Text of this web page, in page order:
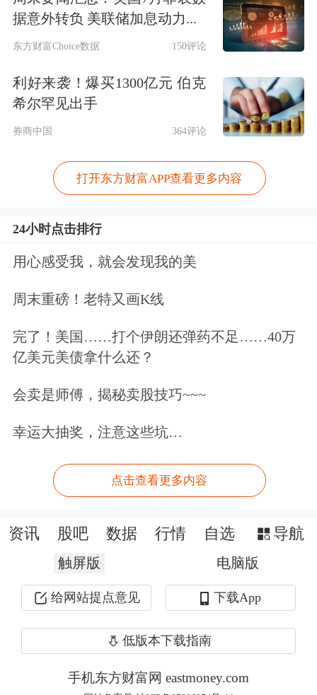
动算力网络实现“点、链、网、面”的体
驱动下，进入高速建设周期，应用前景
该人士表示，投资智算中心资产可谓正
当其时，上海奉望用实际行为响应国
作为上海奉望旗下最重要的资产—宇顺
电子（002289.SZ）亦在同步向新质生
今年4月，宇顺电子宣布启动重大资产
重组，收购拥有8000个机柜的算力中心
资产。根据草案，公司拟以支付33亿元
现金的方式从三家公司处获得数据中心
据意外转负 美联储加息动力...
东方财富Choice数据 150评论
利好来袭！爆买1300亿元 伯克
希尔罕见出手
券商中国 364评论
打开东方财富APP查看更多内容
24小时点击排行
用心感受我，就会发现我的美
周末重磅！老特又画K线
完了！美国……打个伊朗还弹药不足……40万
亿美元美债拿什么还？
会卖是师傅，揭秘卖股技巧~~~
幸运大抽奖，注意这些坑…
点击查看更多内容
资讯 股吧 数据 行情 自选 导航
触屏版 电脑版
给网站提点意见 下载App
低版本下载指南
手机东方财富网 eastmoney.com